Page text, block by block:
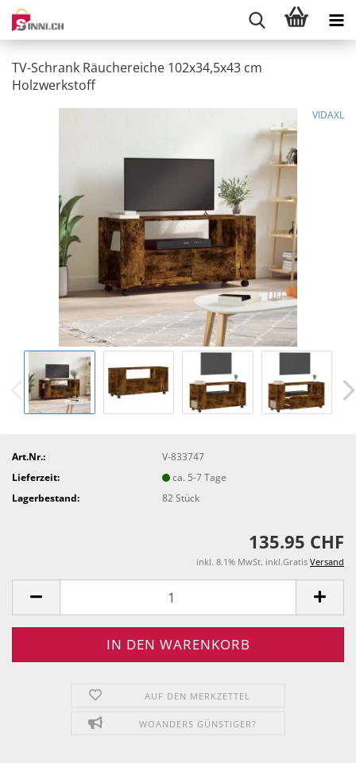
TV-Schrank Räuchereiche 102x34,5x43 cm
Holzwerkstoff
VIDAXL
Art.Nr.:
V-833747
Lieferzeit:
ca. 5-7 Tage
Lagerbestand:
82Stück
135.95 CHF
inkl. 8.1% MwSt. inkl.Gratis Versand
AUF DEN MERKZETTEL
WOANDERS GÜNSTIGER?